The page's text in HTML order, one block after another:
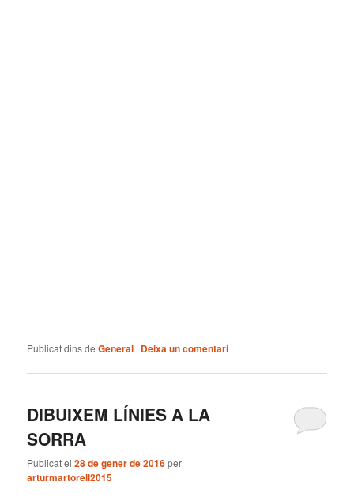
Publicat dins de General | Deixa un comentari
DIBUIXEM LÍNIES A LA
SORRA
Publicat el28 de gener de 2016per
arturmartorell2015